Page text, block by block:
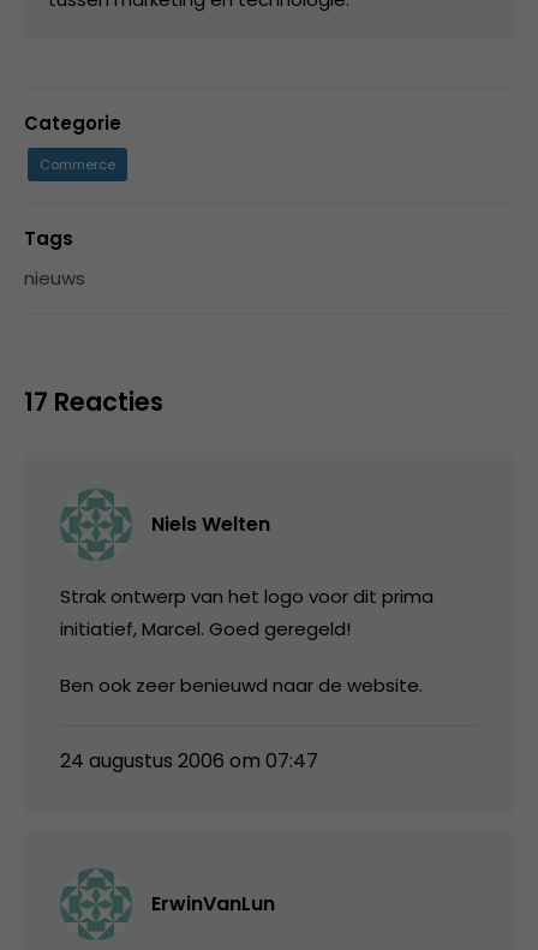
Categorie
Commerce
Tags
nieuws
17 Reacties
Niels Welten
Strak ontwerp van het logo voor dit prima
initiatief, Marcel. Goed geregeld!
Ben ook zeer benieuwd naar de website.
24 augustus 2006 om 07:47
ErwinVanLun